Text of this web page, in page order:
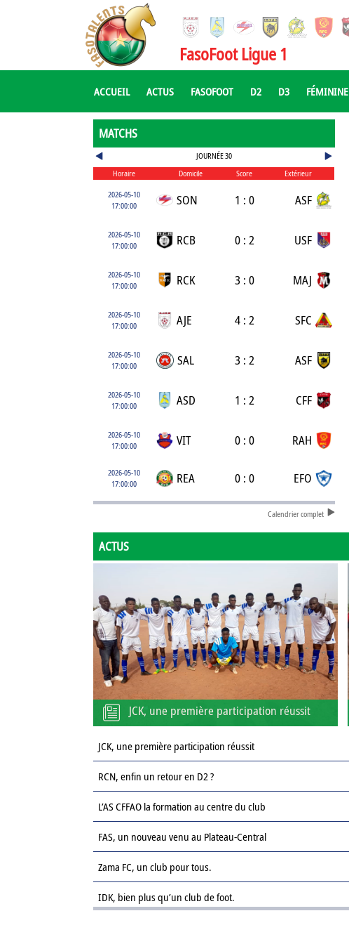
FasoFoot Ligue 1
ACCUEIL ACTUS FASOFOOT D2 D3 FÉMININE
MATCHS
JOURNÉE 30
Horaire
Domicile Score
Extérieur
2026-05-10
17:00:00
SON 1 : 0 ASF
2026-05-10
17:00:00
RCB 0 : 2 USF
2026-05-10
17:00:00
RCK 3 : 0 MAJ
2026-05-10
17:00:00
AJE 4 : 2 SFC
2026-05-10
17:00:00
SAL 3 : 2 ASF
2026-05-10
17:00:00
ASD 1 : 2 CFF
2026-05-10
17:00:00
VIT 0 : 0 RAH
2026-05-10
17:00:00
REA 0 : 0 EFO
Calendrier complet
ACTUS
JCK, une première participation réussit
JCK, une première participation réussit
RCN, enfin un retour en D2 ?
L’AS CFFAO la formation au centre du club
FAS, un nouveau venu au Plateau-Central
Zama FC, un club pour tous.
IDK, bien plus qu’un club de foot.